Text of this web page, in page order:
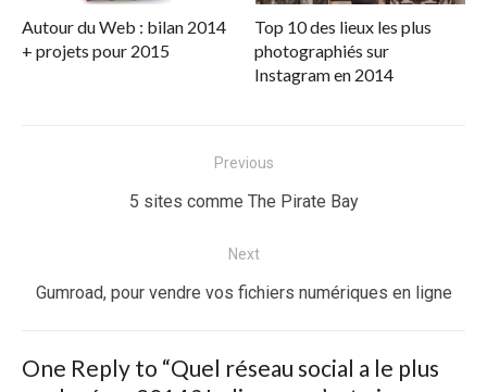
Autour du Web : bilan 2014
+ projets pour 2015
Top 10 des lieux les plus
photographiés sur
Instagram en 2014
Previous
Previous
5 sites comme The Pirate Bay
Next
Next
Gumroad, pour vendre vos fichiers numériques en ligne
One Reply to “Quel réseau social a le plus